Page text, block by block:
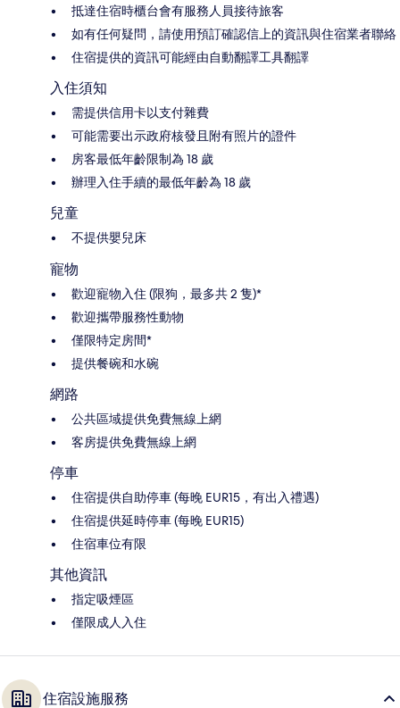
抵達住宿時櫃台會有服務人員接待旅客
如有任何疑問，請使用預訂確認信上的資訊與住宿業者聯絡
住宿提供的資訊可能經由自動翻譯工具翻譯
入住須知
需提供信用卡以支付雜費
可能需要出示政府核發且附有照片的證件
房客最低年齡限制為 18 歲
辦理入住手續的最低年齡為 18 歲
兒童
不提供嬰兒床
寵物
歡迎寵物入住 (限狗，最多共 2 隻)*
歡迎攜帶服務性動物
僅限特定房間*
提供餐碗和水碗
網路
公共區域提供免費無線上網
客房提供免費無線上網
停車
住宿提供自助停車 (每晚 EUR15，有出入禮遇)
住宿提供延時停車 (每晚 EUR15)
住宿車位有限
其他資訊
指定吸煙區
僅限成人入住
住宿設施服務